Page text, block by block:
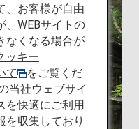
、お客様が自由
、WEBサイトの
なくなる場合が
ッキー
て
をご覧くだ
当社ウェブサイ
を快適にご利用
を収集しており